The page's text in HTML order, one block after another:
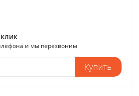
и мы перезвоним
Купить